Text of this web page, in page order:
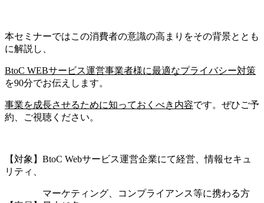
本セミナーではこの消費者の意識の高まりをその背景ととも
に解説し、
BtoC WEBサービス運営事業者様に最適なプライバシー対策
を90分でお伝えします。
事業を成長させるために知っておくべき内容です。ぜひご予
約、ご視聴ください。
【対象】BtoC Webサービス運営企業にて経営、情報セキュ
リティ、
マーケティング、コンプライアンス等に携わる方